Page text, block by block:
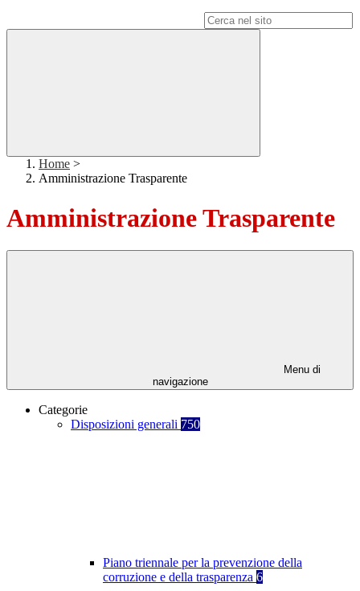
Home >
Amministrazione Trasparente
Amministrazione Trasparente
Menu di
navigazione
Categorie
Disposizioni generali 750
Piano triennale per la prevenzione della
corruzione e della trasparenza 6